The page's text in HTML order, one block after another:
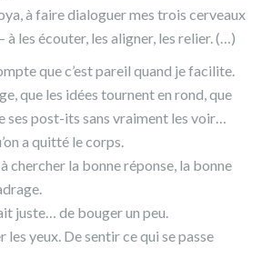
à faire dialoguer mes trois cerveaux
les écouter, les aligner, les relier. (…)
que c’est pareil quand je facilite.
que les idées tournent en rond, que
ses post-its sans vraiment les voir…
a quitté le corps.
chercher la bonne réponse, la bonne
juste… de bouger un peu.
les yeux. De sentir ce qui se passe